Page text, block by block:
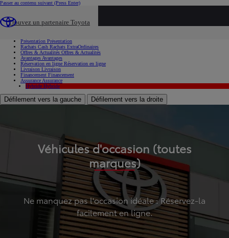
Passer au contenu suivant (Press Enter)
Trouvez un partenaire Toyota
Présentation Présentation
Rachats Cash Rachats ExtraOrdinaires
Offres & Actualités Offres & Actualités
Avantages Avantages
Réservation en ligne Réservation en ligne
Livraison Livraison
Financement Financement
Assurance Assurance
Hybride Hybride
Défilement vers la gauche Défilement vers la droite
Véhicules d'occasion (toutes
marques)
Ne manquez pas l'occasion idéale : Réservez-la
facilement en ligne.